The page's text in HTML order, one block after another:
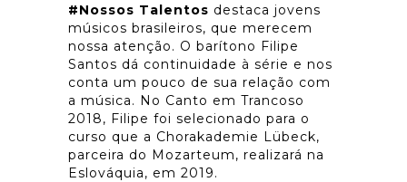
#Nossos Talentos destaca jovens
músicos brasileiros, que merecem
nossa atenção. O barítono Filipe
Santos dá continuidade à série e nos
conta um pouco de sua relação com
a música. No Canto em Trancoso
2018, Filipe foi selecionado para o
curso que a Chorakademie Lübeck,
parceira do Mozarteum, realizará na
Eslováquia, em 2019.